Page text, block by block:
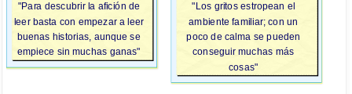
"Para descubrir la afición de
leer basta con empezar a leer
buenas historias, aunque se
empiece sin muchas ganas"
"Los gritos estropean el
ambiente familiar; con un
poco de calma se pueden
conseguir muchas más
cosas"